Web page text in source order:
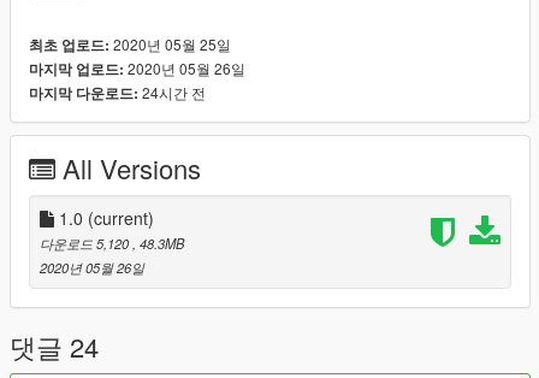
Interior has been modified from Forza motorsports.
A big thank you to:
Krijag
Please don't misuse the mod or try to steal it, that would just
result in me not releasing any other vehicles.
Hope you Enjoy!
최초 업로드: 2020년 05월 25일
마지막 업로드: 2020년 05월 26일
마지막 다운로드: 24시간 전
All Versions
1.0 (current)
다운로드 5,120 , 48.3MB
2020년 05월 26일
댓글 24